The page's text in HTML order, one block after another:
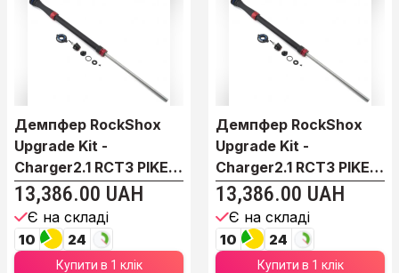
Демпфер RockShox
Upgrade Kit -
Charger2.1 RCT3 PIKE
29"...
13,386.00 UAH
Є на складі
10 24
Купити в 1 клік
Демпфер RockShox
Upgrade Kit -
Charger2.1 RCT3 PIKE
15X...
13,386.00 UAH
Є на складі
10 24
Купити в 1 клік